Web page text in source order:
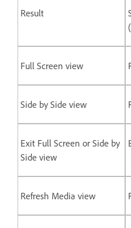
Result
Full Screen view
Side by Side view
Exit Full Screen or Side by
Side view
Refresh Media view